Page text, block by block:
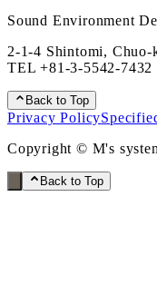
Sound Environment
2-1-4 Shintomi, Chuo-
TEL+81-3-5542-7432
Back to Top
Privacy Policy
Copyright © M's
Back to Top